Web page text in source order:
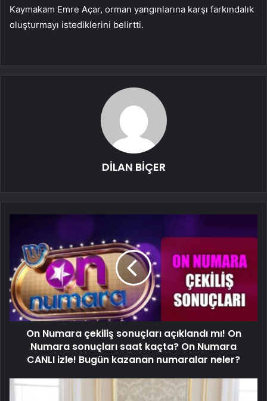
Kaymakam Emre Açar, orman yangınlarına karşı farkındalık
oluşturmayı istediklerini belirtti.
DİLAN BİÇER
On Numara çekiliş sonuçları açıklandı mı! On
Numara sonuçları saat kaçta? On Numara
CANLI izle! Bugün kazanan numaralar neler?